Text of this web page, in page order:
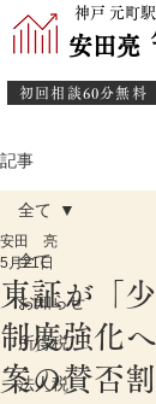
神戸 元町
安田
初回相談60分無料
記事
全て
お知らせ
所得税
法人税
全て
東証が「
制度強化
案の賛否
安田 亮
5月21日